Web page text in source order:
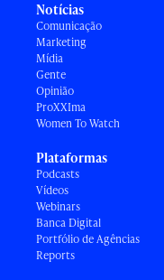
Notícias
Comunicação
Marketing
Mídia
Gente
Opinião
ProXXIma
Women To Watch
Plataformas
Podcasts
Vídeos
Webinars
Banca Digital
Portfólio de Agências
Reports